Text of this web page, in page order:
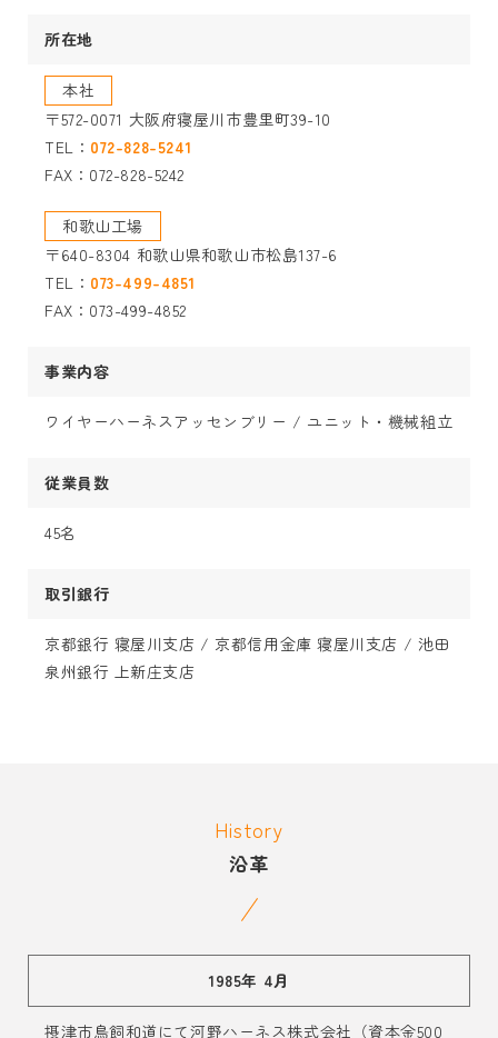
所在地
本社
〒572-0071 大阪府寝屋川市豊里町39-10
TEL： 072-828-5241
FAX：072-828-5242
和歌山工場
〒640-8304 和歌山県和歌山市松島137-6
TEL： 073-499-4851
FAX：073-499-4852
事業内容
ワイヤーハーネスアッセンブリー / ユニット・機械組立
従業員数
45名
取引銀行
京都銀行 寝屋川支店 / 京都信用金庫 寝屋川支店 / 池田
泉州銀行 上新庄支店
History
沿革
1985年 4月
摂津市鳥飼和道にて河野ハーネス株式会社（資本金500